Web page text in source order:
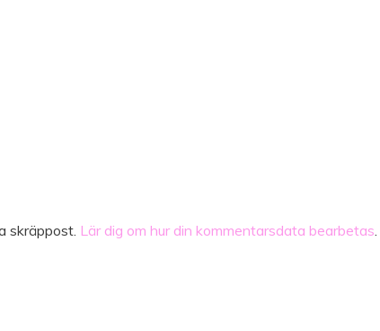
skräppost. Lär dig om hur din kommentarsdata bearbetas.